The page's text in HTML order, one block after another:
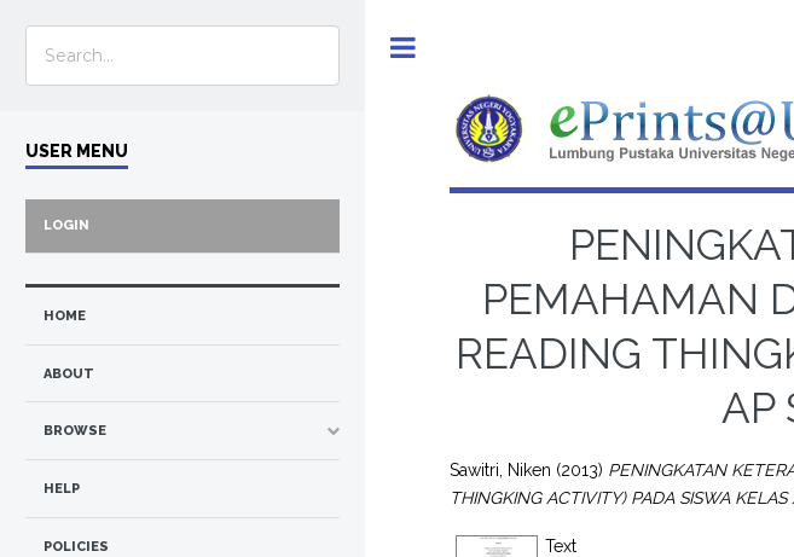
PEMAHAMAN
READING
AP
Sawitri, Niken (2013) PENINGKATAN
THINGKING ACTIVITY) PADA SISWA
Text
USER MENU
LOGIN
HOME
ABOUT
BROWSE
HELP
POLICIES